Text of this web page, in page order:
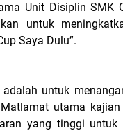
Unit Disiplin SMK
untuk
Saya Dulu”.
untuk
utama
yang tinggi